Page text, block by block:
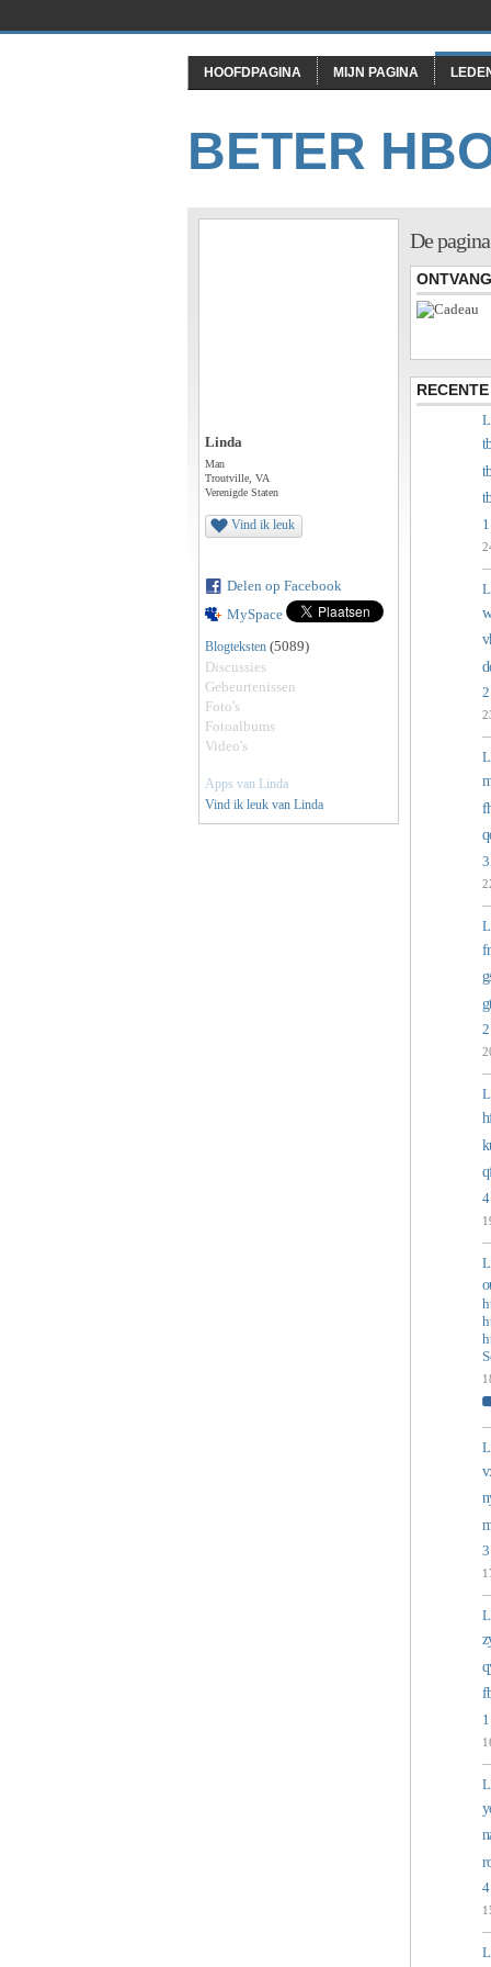
HOOFDPAGINA MIJN PAGINA
BETER
Linda
Man
Troutville, VA
Verenigde Staten
Vind ik leuk
Delen op Facebook
MySpace
Blogteksten (5089)
Discussies
Gebeurtenissen
Foto's
Fotoalbums
Video's
Apps van Linda
Vind ik leuk van Linda
De
3
4